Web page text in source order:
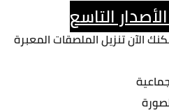
التاسع
الآن تنزيل الملصقات المعبرة